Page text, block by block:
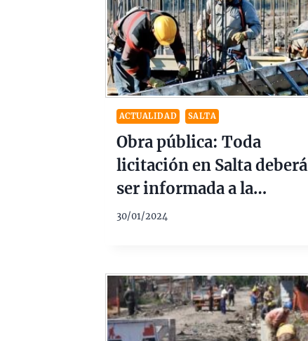
ACTUALIDAD SALTA
Obra pública: Toda
licitación en Salta deberá
ser informada a la
Secretaría de
30/01/2024